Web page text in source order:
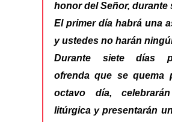
honor del Señor, durante
El primer día habrá una
y ustedes no harán
Durante siete días
ofrenda que se quema
octavo día,
litúrgica y presentarán